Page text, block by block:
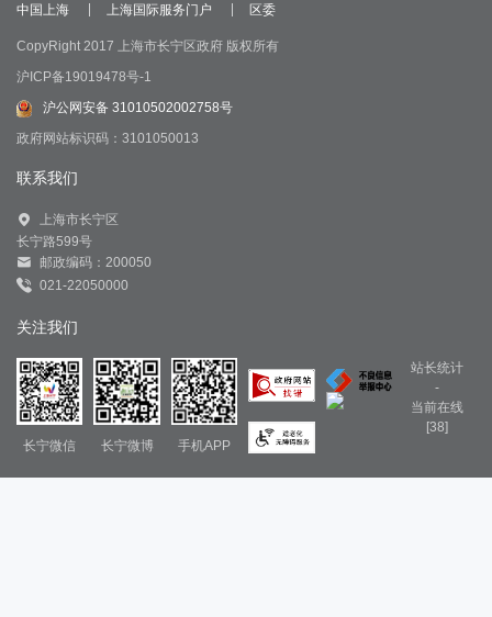
中国上海 上海国际服务门户 区委
CopyRight 2017 上海市长宁区政府 版权所有
沪ICP备19019478号-1
沪公网安备 31010502002758号
政府网站标识码：3101050013
联系我们
上海市长宁区
长宁路599号
邮政编码：200050
021-22050000
关注我们
长宁微信 长宁微博 手机APP
站长统计
-
当前在线
[38]